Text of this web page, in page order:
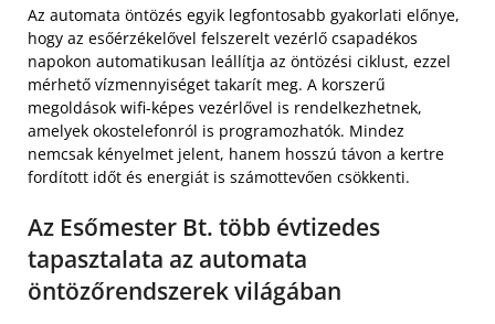
Az automata öntözés egyik legfontosabb gyakorlati előnye,
hogy az esőérzékelővel felszerelt vezérlő csapadékos
napokon automatikusan leállítja az öntözési ciklust, ezzel
mérhető vízmennyiséget takarít meg. A korszerű
megoldások wifi-képes vezérlővel is rendelkezhetnek,
amelyek okostelefonról is programozhatók. Mindez
nemcsak kényelmet jelent, hanem hosszú távon a kertre
fordított időt és energiát is számottevően csökkenti.
Az Esőmester Bt. több évtizedes
tapasztalata az automata
öntözőrendszerek világában